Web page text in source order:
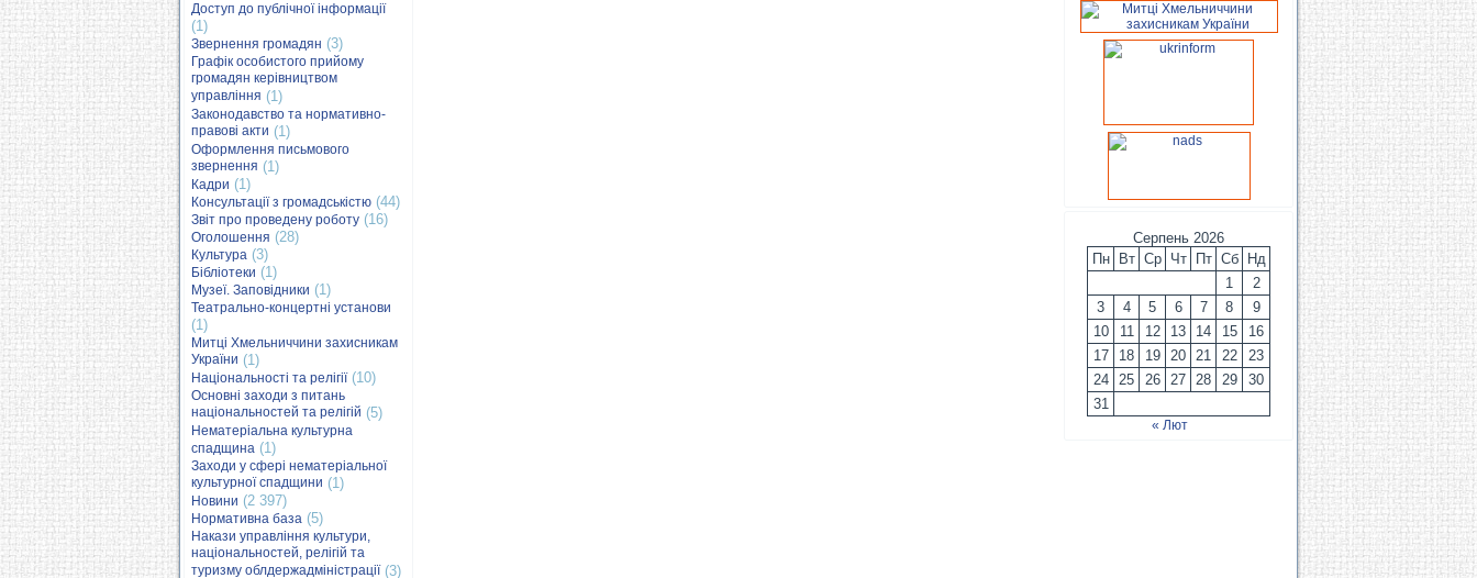
Доступ до публічної інформації
(1)
Звернення громадян (3)
Графік особистого прийому
громадян керівництвом
управління (1)
Законодавство та нормативно-
правові акти (1)
Оформлення письмового
звернення (1)
Кадри (1)
Консультації з громадськістю (44)
Звіт про проведену роботу (16)
Оголошення (28)
Культура (3)
Бібліотеки (1)
Музеї. Заповідники (1)
Театрально-концертні установи
(1)
Митці Хмельниччини захисникам
України (1)
Національності та релігії(10)
Основні заходи з питань
національностей та релігій (5)
Нематеріальна культурна
спадщина (1)
Заходи у сфері нематеріальної
культурної спадщини (1)
Новини (2 397)
Нормативна база (5)
Накази управління культури,
національностей, релігій та
туризму облдержадміністрації(3)
Серпень 2026
Пн
Вт Ср Чт Пт Сб
Нд
1
2
3
4 5 6 7 8
9
10
11 12 13 14 15
16
17
18 19 20 21 22
23
24
25 26 27 28 29
30
31
« Лют